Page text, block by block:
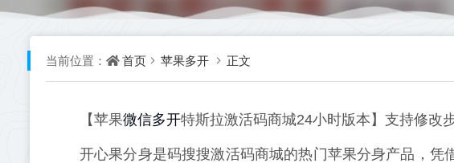
当前位置： 首页 苹果多开 正文
【苹果微信多开特斯拉激活码商城24小时版本】支持修改
开心果分身是码搜搜激活码商城的热门苹果分身产品，凭